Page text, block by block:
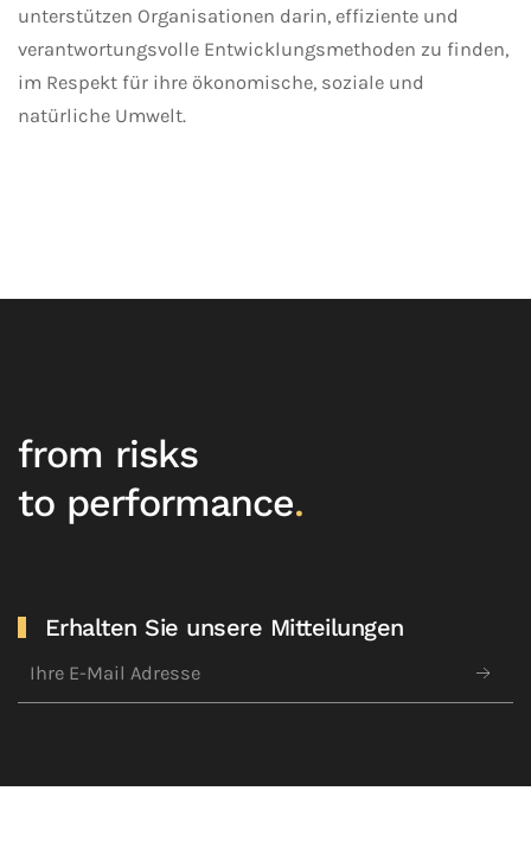
unterstützen Organisationen darin, effiziente und
verantwortungsvolle Entwicklungsmethoden zu finden,
im Respekt für ihre ökonomische, soziale und
natürliche Umwelt.
from risks
to performance.
Erhalten Sie unsere Mitteilungen